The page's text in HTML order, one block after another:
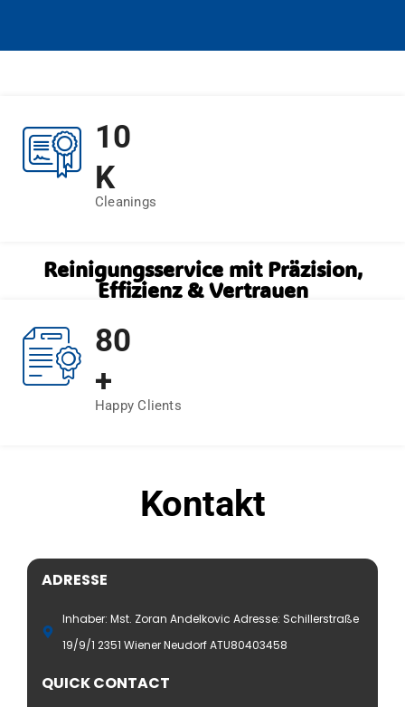
10
K
Cleanings
Reinigungsservice mit Präzision,
Effizienz & Vertrauen
80
+
Happy Clients
Kontakt
ADRESSE
Inhaber: Mst. Zoran Andelkovic Adresse: Schillerstraße
19/9/1 2351 Wiener Neudorf ATU80403458
QUICK CONTACT